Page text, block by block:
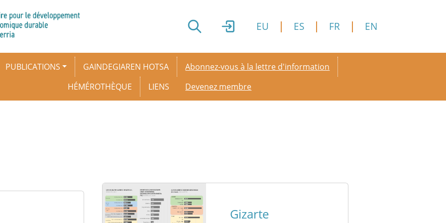
EU ES FR EN
PUBLICATIONS
GAINDEGIAREN HOTSA
HÉMÉROTHÈQUE
LIENS
Secondary menu
Abonnez-vous à la lettre d'information
Devenez membre
Gizarte